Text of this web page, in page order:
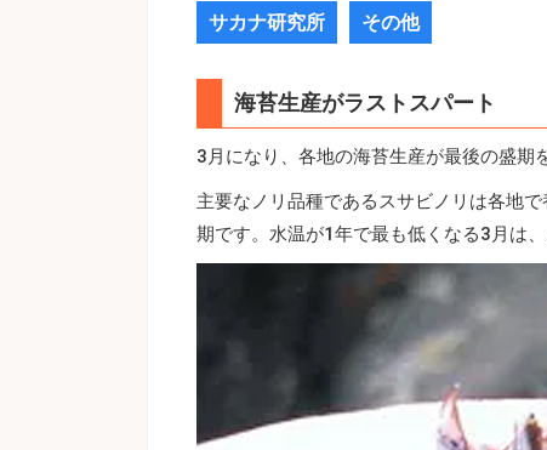
サカナ研究所 その他
海苔生産がラストスパート
3月になり、各地の海苔生産が最後の盛期
主要なノリ品種であるスサビノリは各地
期です。水温が1年で最も低くなる3月は